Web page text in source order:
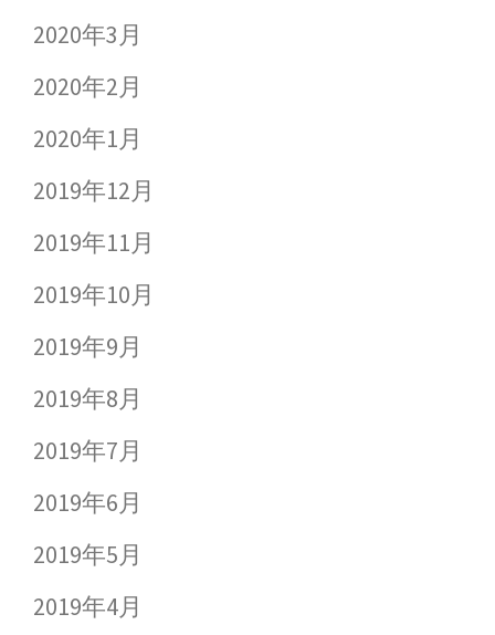
2020年3月
2020年2月
2020年1月
2019年12月
2019年11月
2019年10月
2019年9月
2019年8月
2019年7月
2019年6月
2019年5月
2019年4月